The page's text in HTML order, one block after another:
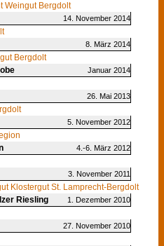
Weingut Bergdolt
14. November 2014
8. März 2014
Bergdolt
Januar 2014
26. Mai 2013
5. November 2012
4.-6. März 2012
3. November 2011
Klostergut St. Lamprecht-Bergdolt
Riesling
1. Dezember 2010
27. November 2010